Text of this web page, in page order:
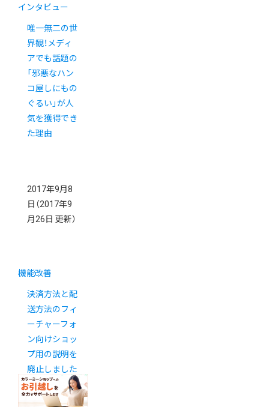
インタビュー
唯一無二の世
界観！メディ
アでも話題の
「邪悪なハン
コ屋しにもの
ぐるい」が人
気を獲得でき
た理由
2017年9月8
日 （2017年9
月26日 更新）
機能改善
決済方法と配
送方法のフィ
ーチャーフォ
ン向けショッ
プ用の説明を
廃止しました